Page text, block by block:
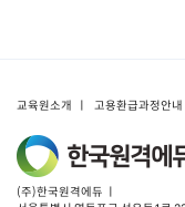
교육원소개 고용환급과정안내
(주)한국원격에듀 ㅣ